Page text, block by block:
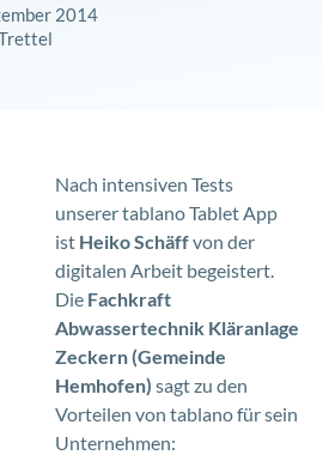
2014
Nach intensiven Tests
unserer tablano Tablet App
ist Heiko Schäffvon der
digitalen Arbeit begeistert.
Die Fachkraft
Abwassertechnik Kläranlage
Zeckern (Gemeinde
Hemhofen) sagt zu den
Vorteilen von tablano für sein
Unternehmen: